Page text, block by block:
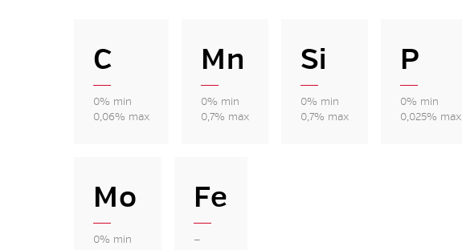
C
0% min
0,06% max
Mn
0% min
0,7% max
Si
0% min
0,7% max
P
0% min
0,025% max
Mo
0% min
Fe
—